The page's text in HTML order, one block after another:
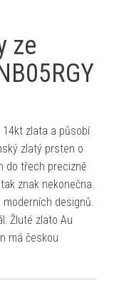
ze
zlata a působí
zlatý prsten o
do třech precizně
znak nekonečna.
designů.
Žluté zlato Au
má českou